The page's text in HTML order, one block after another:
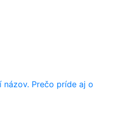
názov. Prečo príde aj o